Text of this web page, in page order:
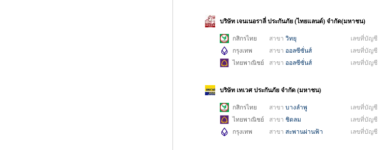
บริษัท เจนเนอราลี่ ประกันภัย (ไทยแลนด์) จำกัด(มหาชน)
กสิกรไทย
สาขา วิทยุ เลขที่บัญชี
กรุงเทพ
สาขา ออลซีซั่นส์ เลขที่บัญชี
ไทยพาณิชย์
สาขา ออลซีซั่นส์ เลขที่บัญชี
บริษัท เทเวศ ประกันภัย จำกัด (มหาชน)
กสิกรไทย
สาขา บางลำพู เลขที่บัญชี
ไทยพาณิชย์
สาขา ชิดลม เลขที่บัญชี
กรุงเทพ
สาขา สะพานผ่านฟ้า เลขที่บัญชี